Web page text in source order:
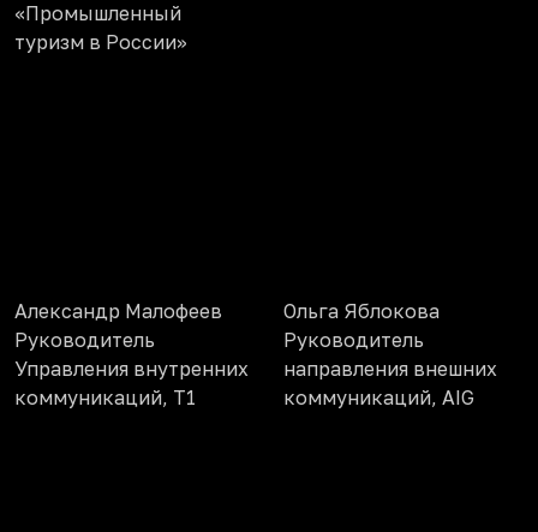
«Промышленный
туризм в России»
Александр Малофеев
Руководитель
Управления внутренних
коммуникаций, Т1
Ольга Яблокова
Руководитель
направления внешних
коммуникаций, AIG